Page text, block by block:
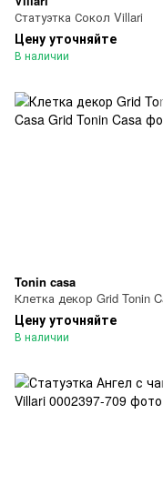
Статуэтка Сокол Villari
Цену уточняйте
В наличии
Tonin casa
Клетка декор Grid Tonin
Цену уточняйте
В наличии